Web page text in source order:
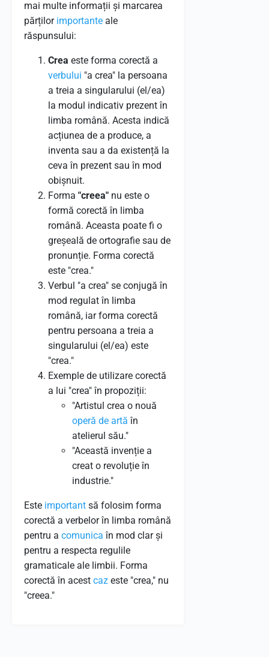
mai multe informații și marcarea
părților importante ale
răspunsului:
Crea este forma corectă a
verbului "a crea" la persoana
a treia a singularului (el/ea)
la modul indicativ prezent în
limba română. Acesta indică
acțiunea de a produce, a
inventa sau a da existență la
ceva în prezent sau în mod
obișnuit.
Forma "creea" nu este o
formă corectă în limba
română. Aceasta poate fi o
greșeală de ortografie sau de
pronunție. Forma corectă
este "crea."
Verbul "a crea" se conjugă în
mod regulat în limba
română, iar forma corectă
pentru persoana a treia a
singularului (el/ea) este
"crea."
Exemple de utilizare corectă
a lui "crea" în propoziții:
"Artistul crea o nouă
operă de artă în
atelierul său."
"Această invenție a
creat o revoluție în
industrie."
Este important să folosim forma
corectă a verbelor în limba română
pentru a comunica în mod clar și
pentru a respecta regulile
gramaticale ale limbii. Forma
corectă în acest caz este "crea," nu
"creea."